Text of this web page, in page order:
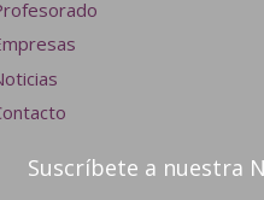
Suscríbete a nuestra